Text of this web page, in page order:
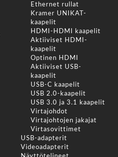
Ethernet rullat
Kramer UNIKAT-
kaapelit
HDMI-HDMI kaapelit
Aktiiviset HDMI-
kaapelit
Optinen HDMI
Aktiiviset USB-
kaapelit
USB-C kaapelit
USB 2.0-kaapelit
USB 3.0 ja 3.1 kaapelit
Virtajohdot
Virtajohtojen jakajat
Virtasovittimet
USB-adapterit
Videoadapterit